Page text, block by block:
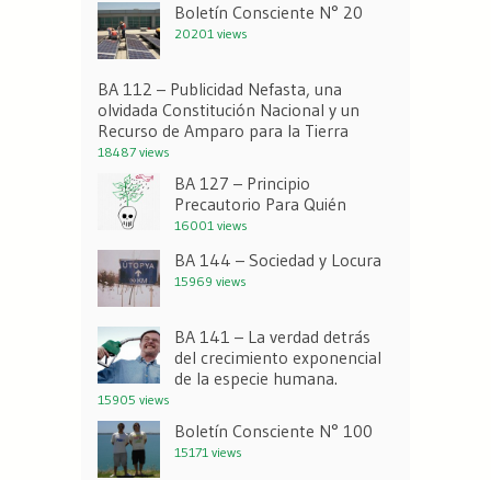
Boletín Consciente N° 20
20201 views
BA 112 – Publicidad Nefasta, una
olvidada Constitución Nacional y un
Recurso de Amparo para la Tierra
18487 views
BA 127 – Principio
Precautorio Para Quién
16001 views
BA 144 – Sociedad y Locura
15969 views
BA 141 – La verdad detrás
del crecimiento exponencial
de la especie humana.
15905 views
Boletín Consciente N° 100
15171 views